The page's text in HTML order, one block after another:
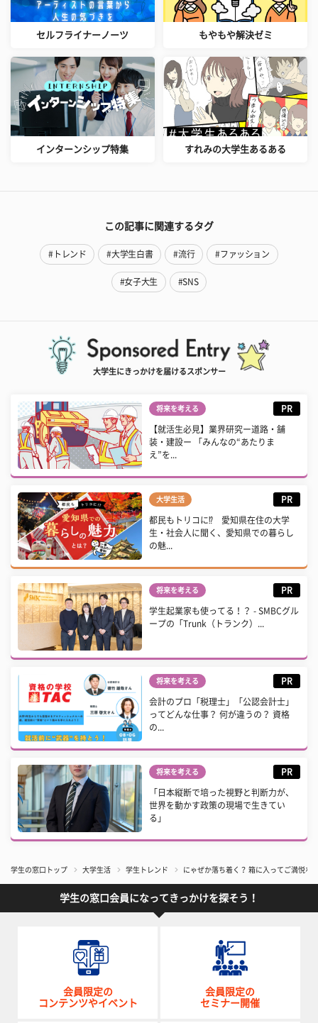
セルフライナーノーツ もやもや解決ゼミ
インターンシップ特集 すれみの大学生あるある
この記事に関連するタグ
#トレンド #大学生白書 #流行 #ファッション
#女子大生 #SNS
大学生にきっかけを届けるスポンサー
将来を考える PR
【就活生必見】業界研究ー道路・舗
装・建設ー 「みんなの“あたりま
え”を...
大学生活 PR
都民もトリコに⁉ 愛知県在住の大学
生・社会人に聞く、愛知県での暮らし
の魅...
将来を考える PR
学生起業家も使ってる！？ - SMBCグル
ープの「Trunk（トランク）...
将来を考える PR
会計のプロ「税理士」「公認会計士」
ってどんな仕事？ 何が違うの？ 資格
の...
将来を考える PR
「日本縦断で培った視野と判断力が、
世界を動かす政策の現場で生きてい
る」
学生の窓口トップ 大学生活 学生トレンド にゃぜか落ち着く？ 箱に入ってご満悦
学生の窓口会員になってきっかけを探そう！
会員限定の
コンテンツやイベント
会員限定の
セミナー開催